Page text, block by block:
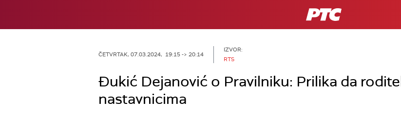
RTS
ČETVRTAK, 07.03.2024, 19:15 -> 20:14
IZVOR:
RTS
Đukić Dejanović o Pravilniku: Prilika da
nastavnicima